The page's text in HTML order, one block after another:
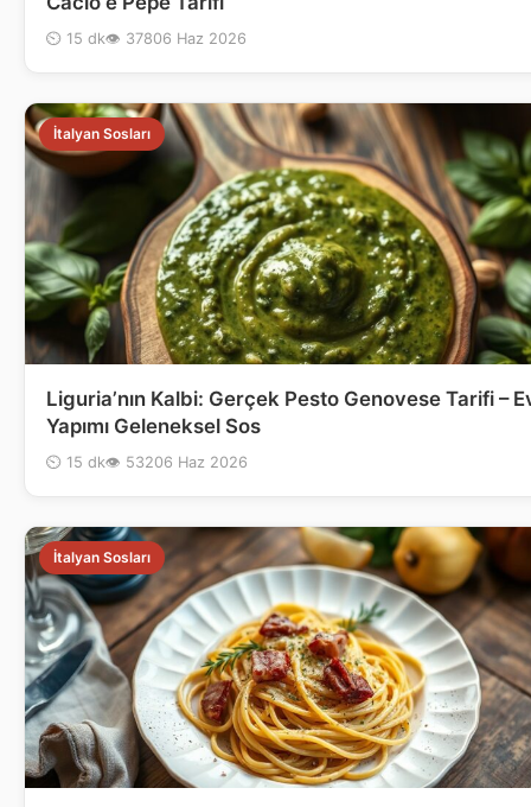
⏲ 15 dk👁 37806 Haz 2026
İtalyan Sosları
Liguria’nın Kalbi: Gerçek Pesto Genovese Tarifi –
Yapımı Geleneksel Sos
⏲ 15 dk👁 53206 Haz 2026
İtalyan Sosları